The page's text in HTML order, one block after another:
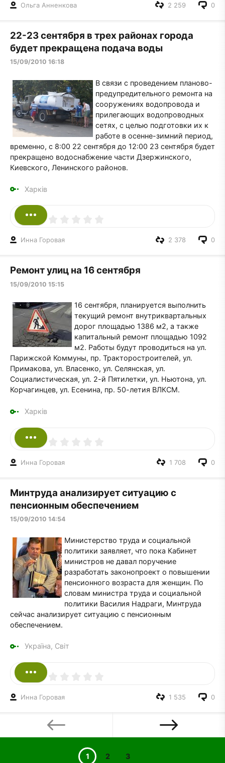
Ольга Анненкова 0
2 259
22-23 сентября в трех районах города
будет прекращена подача воды
15/09/2010 16:18
В связи с проведением планово-
предупредительного ремонта на
сооружениях водопровода и
прилегающих водопроводных
сетях, с целью подготовки их к
работе в осенне-зимний период,
временно, с 8:00 22 сентября до 12:00 23 сентября будет
прекращено водоснабжение части Дзержинского,
Киевского, Ленинского районов.
Харків
Инна Горовая 0
2 378
Ремонт улиц на 16 сентября
15/09/2010 15:15
16 сентября, планируется выполнить
текущий ремонт внутриквартальных
дорог площадью 1386 м2, а также
капитальный ремонт площадью 1092
м2. Работы будут проводиться на ул.
Парижской Коммуны, пр. Тракторостроителей, ул.
Примакова, ул. Власенко, ул. Селянская, ул.
Социалистическая, ул. 2-й Пятилетки, ул. Ньютона, ул.
Корчагинцев, ул. Есенина, пр. 50-летия ВЛКСМ.
Харків
Инна Горовая 0
1 708
Минтруда анализирует ситуацию с
пенсионным обеспечением
15/09/2010 14:54
Министерство труда и социальной
политики заявляет, что пока Кабинет
министров не давал поручение
разработать законопроект о повышении
пенсионного возраста для женщин. По
словам министра труда и социальной
политики Василия Надраги, Минтруда
сейчас анализирует ситуацию с пенсионным
обеспечением.
Україна, Світ
Инна Горовая 0
1 535
1 2 3